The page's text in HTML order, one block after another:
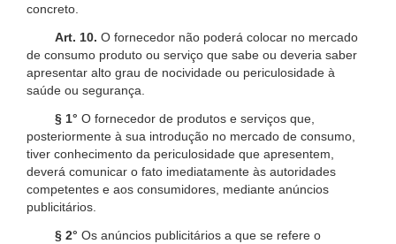
concreto.
Art. 10. O fornecedor não poderá colocar no mercado
de consumo produto ou serviço que sabe ou deveria saber
apresentar alto grau de nocividade ou periculosidade à
saúde ou segurança.
§ 1° O fornecedor de produtos e serviços que,
posteriormente à sua introdução no mercado de consumo,
tiver conhecimento da periculosidade que apresentem,
deverá comunicar o fato imediatamente às autoridades
competentes e aos consumidores, mediante anúncios
publicitários.
§ 2° Os anúncios publicitários a que se refere o